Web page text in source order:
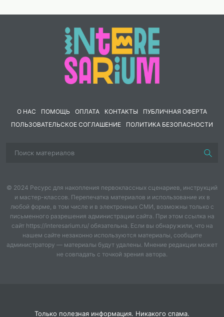
О НАС ПОМОЩЬ ОПЛАТА КОНТАКТЫ
ПУБЛИЧНАЯ ОФЕРТА
ПОЛЬЗОВАТЕЛЬСКОЕ СОГЛАШЕНИЕ
ПОЛИТИКА БЕЗОПАСНОСТИ
© 2024 Ресурс для накопления первоклассных сценариев, инструкций
и мастер-классов. Перепечатка материалов и использование их в
любой форме, в том числе и в электронных СМИ, возможны только с
письменного разрешения администрации сайта. При этом ссылка на
сайт https://interesarium.ru/ обязательна. Если вы обнаружили, что на
нашем сайте незаконно используются материалы, сообщите
администратору — материалы будут удалены. Мнение редакции может
не совпадать с точкой зрения автора.
Только полезная информация. Никакого спама.